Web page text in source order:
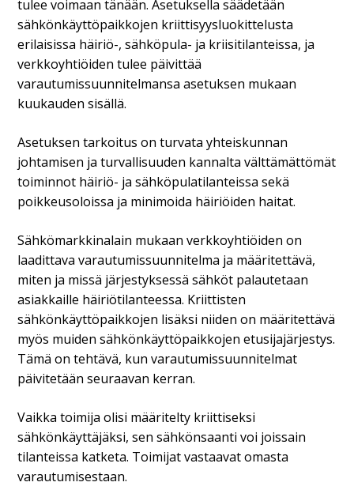
tulee voimaan tänään. Asetuksella säädetään
sähkönkäyttöpaikkojen kriittisyysluokittelusta
erilaisissa häiriö-, sähköpula- ja kriisitilanteissa, ja
verkkoyhtiöiden tulee päivittää
varautumissuunnitelmansa asetuksen mukaan
kuukauden sisällä.
Asetuksen tarkoitus on turvata yhteiskunnan
johtamisen ja turvallisuuden kannalta välttämättömät
toiminnot häiriö- ja sähköpulatilanteissa sekä
poikkeusoloissa ja minimoida häiriöiden haitat.
Sähkömarkkinalain mukaan verkkoyhtiöiden on
laadittava varautumissuunnitelma ja määritettävä,
miten ja missä järjestyksessä sähköt palautetaan
asiakkaille häiriötilanteessa. Kriittisten
sähkönkäyttöpaikkojen lisäksi niiden on määritettävä
myös muiden sähkönkäyttöpaikkojen etusijajärjestys.
Tämä on tehtävä, kun varautumissuunnitelmat
päivitetään seuraavan kerran.
Vaikka toimija olisi määritelty kriittiseksi
sähkönkäyttäjäksi, sen sähkönsaanti voi joissain
tilanteissa katketa. Toimijat vastaavat omasta
varautumisestaan.